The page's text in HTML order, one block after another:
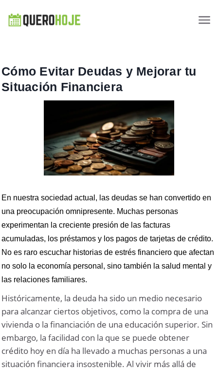
Cómo Evitar Deudas y Mejorar tu
Situación Financiera
En nuestra sociedad actual, las deudas se han convertido en
una preocupación omnipresente. Muchas personas
experimentan la creciente presión de las facturas
acumuladas, los préstamos y los pagos de tarjetas de crédito.
No es raro escuchar historias de estrés financiero que afectan
no solo la economía personal, sino también la salud mental y
las relaciones familiares.
Históricamente, la deuda ha sido un medio necesario
para alcanzar ciertos objetivos, como la compra de una
vivienda o la financiación de una educación superior. Sin
embargo, la facilidad con la que se puede obtener
crédito hoy en día ha llevado a muchas personas a una
situación financiera insostenible. Al vivir más allá de